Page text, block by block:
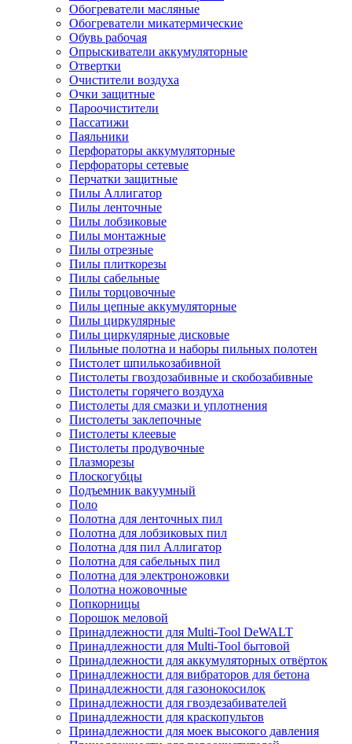
Обогреватели масляные
Обогреватели микатермические
Обувь рабочая
Опрыскиватели аккумуляторные
Отвертки
Очистители воздуха
Очки защитные
Пароочистители
Пассатижи
Паяльники
Перфораторы аккумуляторные
Перфораторы сетевые
Перчатки защитные
Пилы Аллигатор
Пилы ленточные
Пилы лобзиковые
Пилы монтажные
Пилы отрезные
Пилы плиткорезы
Пилы сабельные
Пилы торцовочные
Пилы цепные аккумуляторные
Пилы циркулярные
Пилы циркулярные дисковые
Пильные полотна и наборы пильных полотен
Пистолет шпилькозабивной
Пистолеты гвоздозабивные и скобозабивные
Пистолеты горячего воздуха
Пистолеты для смазки и уплотнения
Пистолеты заклепочные
Пистолеты клеевые
Пистолеты продувочные
Плазморезы
Плоскогубцы
Подъемник вакуумный
Поло
Полотна для ленточных пил
Полотна для лобзиковых пил
Полотна для пил Аллигатор
Полотна для сабельных пил
Полотна для электроножовки
Полотна ножовочные
Попкорницы
Порошок меловой
Принадлежности для Multi-Tool DeWALT
Принадлежности для Multi-Tool бытовой
Принадлежности для аккумуляторных отвёрток
Принадлежности для вибраторов для бетона
Принадлежности для газонокосилок
Принадлежности для гвоздезабивателей
Принадлежности для краскопультов
Принадлежности для моек высокого давления